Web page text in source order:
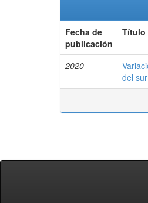
Fecha de
publicación
Título
2020
del